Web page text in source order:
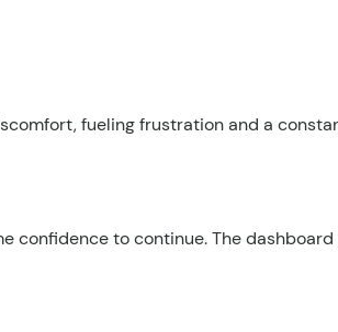
fueling frustration and a
confidence to continue. The